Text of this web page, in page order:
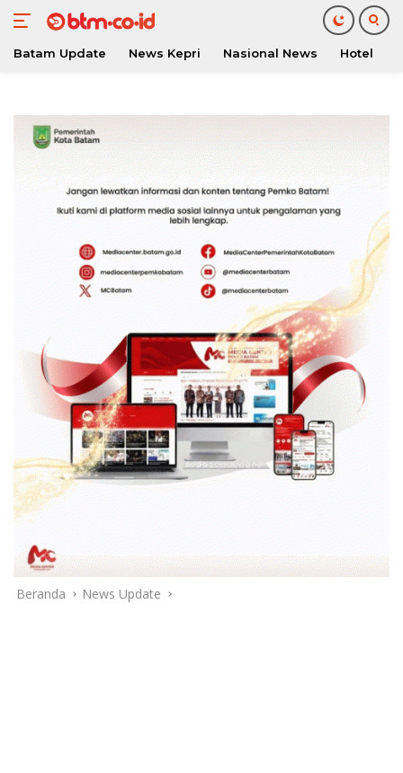
konten
Batam Update News Kepri Nasional News Hotel
Beranda News Update